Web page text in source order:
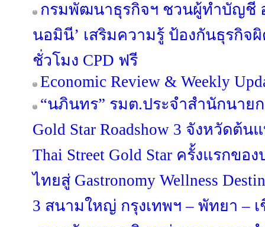
กรมพัฒนาธุรกิจฯ ชวนผู้ทำบัญชี
นอมินี’ เสริมความรู้ ป้องกันธุรกิ
ชั่วโมง CPD ฟรี
Economic Review & Weekly
“นภินทร” รมต.ประจำสำนักนาย
Gold Star Roadshow 3 จังหวัดต้
Thai Street Gold Star ครั้งแรกข
ไทยสู่ Gastronomy Wellness
3 สนามใหญ่ กรุงเทพฯ – พัทยา –